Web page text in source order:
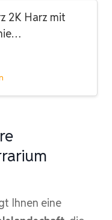
2K Harz mit
Ihnen eine